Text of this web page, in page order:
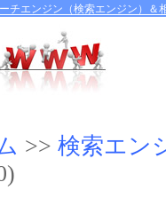
チエンジン（検索エンジン）
>> 検索エン